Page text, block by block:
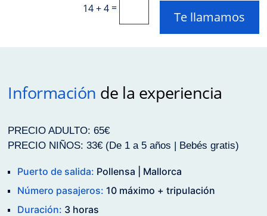
14 + 4=
Te llamamos
Información de la experiencia
PRECIO ADULTO: 65€
PRECIO NIÑOS: 33€ (De 1 a 5 años | Bebés gratis)
Puerto de salida: Pollensa | Mallorca
Número pasajeros: 10 máximo + tripulación
Duración: 3 horas